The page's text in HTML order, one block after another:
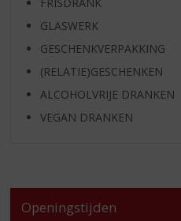
GLASWERK
GESCHENKVERPAKKING
(RELATIE)GESCHENKEN
ALCOHOLVRIJE DRANKEN
VEGAN DRANKEN
Openingstijden